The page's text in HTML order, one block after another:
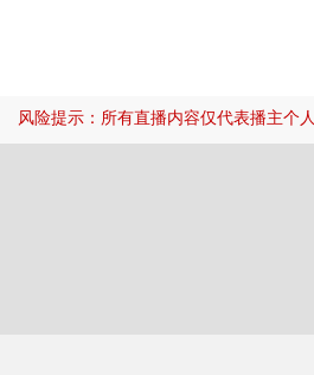
风险提示：所有直播内容仅代表播主个